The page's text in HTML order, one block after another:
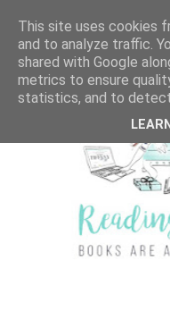
This site uses cookies
and to analyze traffic.
shared with Google
metrics to ensure
statistics, and to detect